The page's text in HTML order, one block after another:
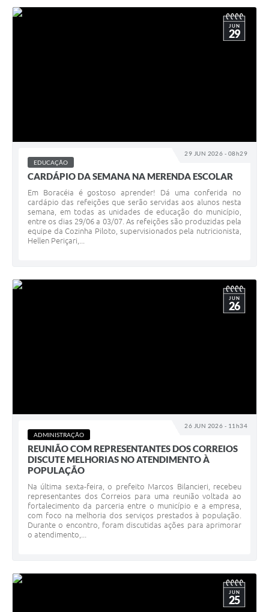
29 JUN 2026 - 08h29
JUN
29
EDUCAÇÃO
CARDÁPIO DA SEMANA NA MERENDA ESCOLAR
Em Boracéia é gostoso aprender! Dá uma conferida no
cardápio das refeições que serão servidas aos alunos nesta
semana, em todas as unidades de educação do município,
entre os dias 29/06 a 03/07. As refeições são produzidas pela
equipe da Cozinha Piloto, supervisionados pela nutricionista,
Hellen Periçari,...
26 JUN 2026 - 11h34
JUN
26
ADMINISTRAÇÃO
REUNIÃO COM REPRESENTANTES DOS CORREIOS
DISCUTE MELHORIAS NO ATENDIMENTO À
POPULAÇÃO
Na última sexta-feira, o prefeito Marcos Bilancieri, recebeu
representantes dos Correios para uma reunião voltada ao
fortalecimento da parceria entre o município e a empresa,
com foco na melhoria dos serviços prestados à população.
Durante o encontro, foram discutidas ações para aprimorar
o atendimento,...
JUN
25